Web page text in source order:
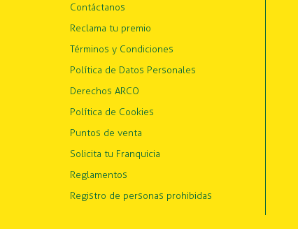
Contáctanos
Reclama tu premio
Términos y Condiciones
Política de Datos Personales
Derechos ARCO
Política de Cookies
Puntos de venta
Solicita tu Franquicia
Reglamentos
Registro de personas prohibidas